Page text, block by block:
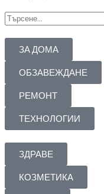
ЗА ДОМА
ОБЗАВЕЖДАНЕ
РЕМОНТ
ТЕХНОЛОГИИ
ЗДРАВЕ
КОЗМЕТИКА